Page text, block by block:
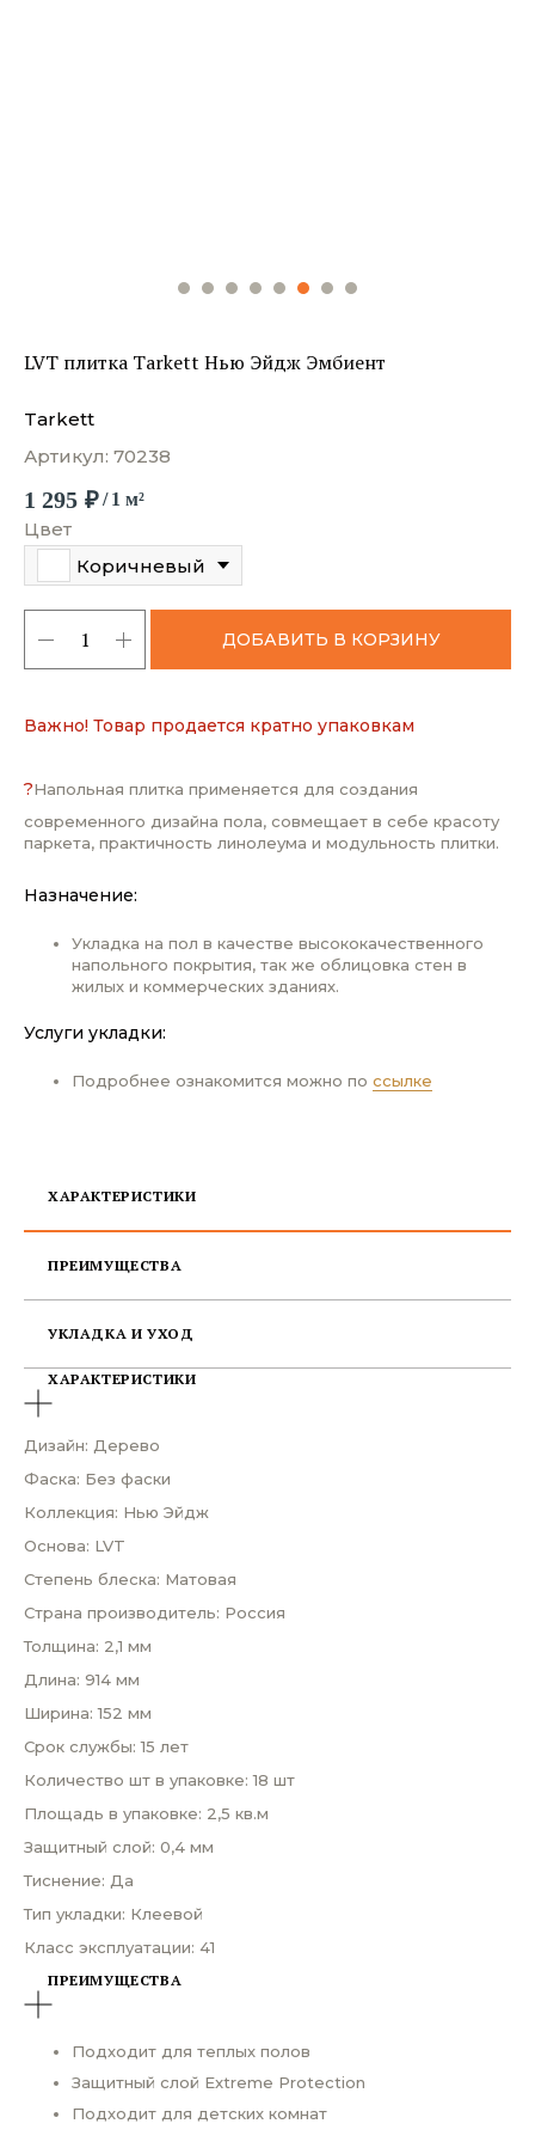
LVT плитка Tarkett Нью Эйдж Эмбиент
Tarkett
Артикул: 70238
1 295 ₽/ 1 м²
Цвет
Коричневый
ДОБАВИТЬ В КОРЗИНУ
Важно! Товар продается кратно упаковкам
?Напольная плитка применяется для создания
современного дизайна пола, совмещает в себе красоту
паркета, практичность линолеума и модульность плитки.
Назначение:
Укладка на пол в качестве высококачественного
напольного покрытия, так же облицовка стен в
жилых и коммерческих зданиях.
Услуги укладки:
Подробнее ознакомится можно по ссылке
ХАРАКТЕРИСТИКИ
ПРЕИМУЩЕСТВА
УКЛАДКА И УХОД
ХАРАКТЕРИСТИКИ
Дизайн: Дерево
Фаска: Без фаски
Коллекция: Нью Эйдж
Основа: LVT
Степень блеска: Матовая
Страна производитель: Россия
Толщина: 2,1 мм
Длина: 914 мм
Ширина: 152 мм
Срок службы: 15 лет
Количество шт в упаковке: 18 шт
Площадь в упаковке: 2,5 кв.м
Защитный слой: 0,4 мм
Тиснение: Да
Тип укладки: Клеевой
Класс эксплуатации: 41
ПРЕИМУЩЕСТВА
Подходит для теплых полов
Защитный слой Extreme Protection
Подходит для детских комнат